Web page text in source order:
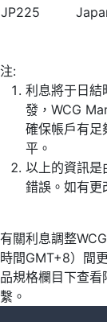
JP225
注:
利息將于日
發，WCG
確保帳戶有足
平。
以上的資訊是
錯誤。如有更
有關利息調整
時間GMT+8）間
品規格欄目下查
繫。